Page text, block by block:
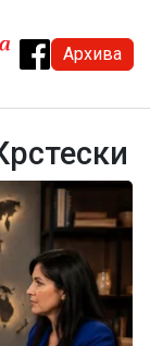
Архива